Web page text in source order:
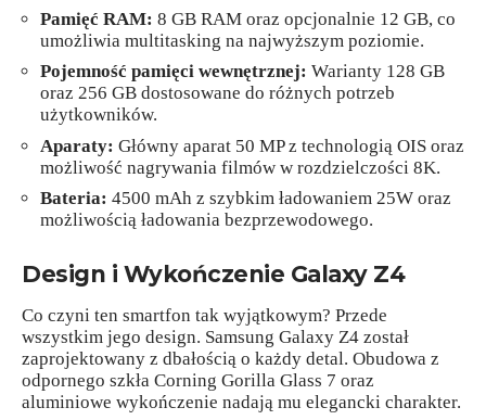
Pamięć RAM: 8 GB RAM oraz opcjonalnie 12 GB, co
umożliwia multitasking na najwyższym poziomie.
Pojemność pamięci wewnętrznej: Warianty 128 GB
oraz 256 GB dostosowane do różnych potrzeb
użytkowników.
Aparaty: Główny aparat 50 MP z technologią OIS oraz
możliwość nagrywania filmów w rozdzielczości 8K.
Bateria: 4500 mAh z szybkim ładowaniem 25W oraz
możliwością ładowania bezprzewodowego.
Design i Wykończenie Galaxy Z4
Co czyni ten smartfon tak wyjątkowym? Przede
wszystkim jego design. Samsung Galaxy Z4 został
zaprojektowany z dbałością o każdy detal. Obudowa z
odpornego szkła Corning Gorilla Glass 7 oraz
aluminiowe wykończenie nadają mu elegancki charakter.